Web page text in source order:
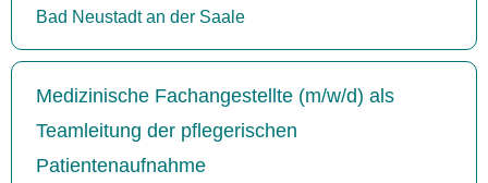
Bad Neustadt an der Saale
Medizinische Fachangestellte (m/w/d) als
Teamleitung der pflegerischen
Patientenaufnahme